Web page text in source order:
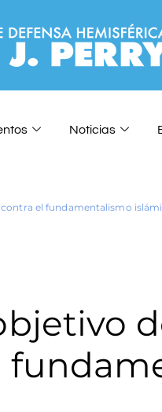
Noticias
el fundamentalismo